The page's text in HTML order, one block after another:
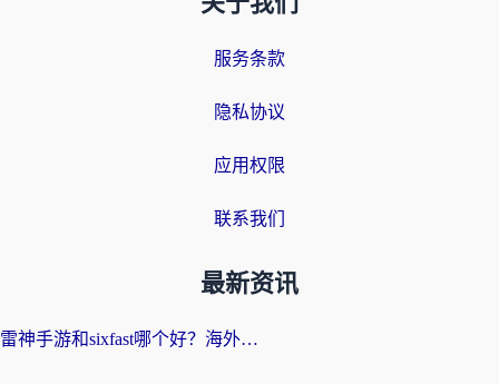
服务条款
隐私协议
应用权限
联系我们
最新资讯
雷神手游和sixfast哪个好？海外党亲测3款回国加速器，教你选对不踩坑